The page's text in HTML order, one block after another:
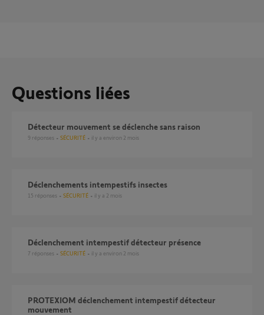
Questions liées
Détecteur mouvement se déclenche sans raison
9 réponses SÉCURITÉ il y a environ 2 mois
Déclenchements intempestifs insectes
15 réponses SÉCURITÉ il y a 2 mois
déclenchement intempestif détecteur présence
7 réponses SÉCURITÉ il y a environ 2 mois
PROTEXIOM déclenchement intempestif détecteur
mouvement